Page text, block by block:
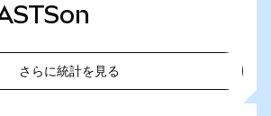
さらに統計を見る